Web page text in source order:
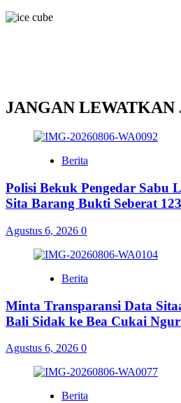
JANGAN LEWATKAN
Berita
Polisi Bekuk Pengedar Sabu
Sita Barang Bukti Seberat
Agustus 6, 2026 0
Berita
Minta Transparansi Data
Bali Sidak ke Bea Cukai
Agustus 6, 2026 0
Berita